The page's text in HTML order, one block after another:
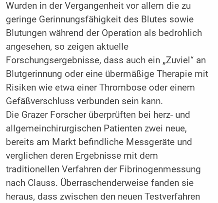
Wurden in der Vergangenheit vor allem die zu
geringe Gerinnungsfähigkeit des Blutes sowie
Blutungen während der Operation als bedrohlich
angesehen, so zeigen aktuelle
Forschungsergebnisse, dass auch ein „Zuviel“ an
Blutgerinnung oder eine übermäßige Therapie mit
Risiken wie etwa einer Thrombose oder einem
Gefäßverschluss verbunden sein kann.
Die Grazer Forscher überprüften bei herz- und
allgemeinchirurgischen Patienten zwei neue,
bereits am Markt befindliche Messgeräte und
verglichen deren Ergebnisse mit dem
traditionellen Verfahren der Fibrinogenmessung
nach ­Clauss. Überraschenderweise fanden sie
heraus, dass zwischen den neuen Testverfahren